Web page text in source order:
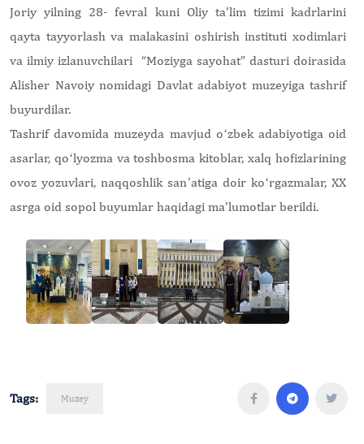
Joriy yilning 28- fevral kuni Oliy ta’lim tizimi kadrlarini
qayta tayyorlash va malakasini oshirish instituti xodimlari
va ilmiy izlanuvchilari “Moziyga sayohat” dasturi doirasida
Alisher Navoiy nomidagi Davlat adabiyot muzeyiga tashrif
buyurdilar.
Tashrif davomida muzeyda mavjud oʻzbek adabiyotiga oid
asarlar, qoʻlyozma va toshbosma kitoblar, xalq hofizlarining
ovoz yozuvlari, naqqoshlik sanʼatiga doir koʻrgazmalar, XX
asrga oid sopol buyumlar haqidagi ma’lumotlar berildi.
Tags: Muzey